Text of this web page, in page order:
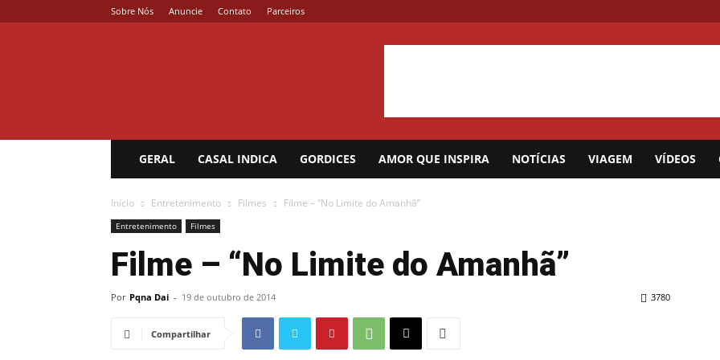
Sobre Nós Anuncie Contato Parceiros
GERAL CASAL INDICA GORDICES AMOR QUE INSPIRA NOTÍCIAS VIAGEM VÍDEOS
Início Entretenimento Filmes Filme – “No Limite do Amanhã”
Entretenimento Filmes
Filme – “No Limite do Amanhã”
Por Pqna Dai - 19 de outubro de 2014 3780
Compartilhar